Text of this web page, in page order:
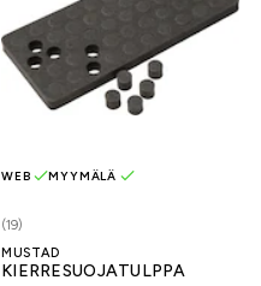
(19)
WEB MYYMÄLÄ
MUSTAD
KIERRESUOJATULPPA